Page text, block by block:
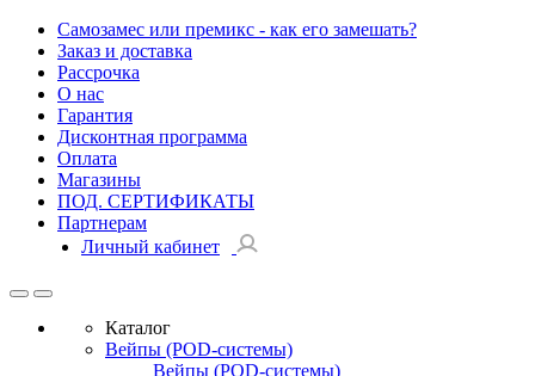
Самозамес или премикс - как его замешать?
Заказ и доставка
Рассрочка
О нас
Гарантия
Дисконтная программа
Оплата
Магазины
ПОД. СЕРТИФИКАТЫ
Партнерам
Личный кабинет
Каталог
Вейпы (POD-системы)
Вейпы (POD-системы)